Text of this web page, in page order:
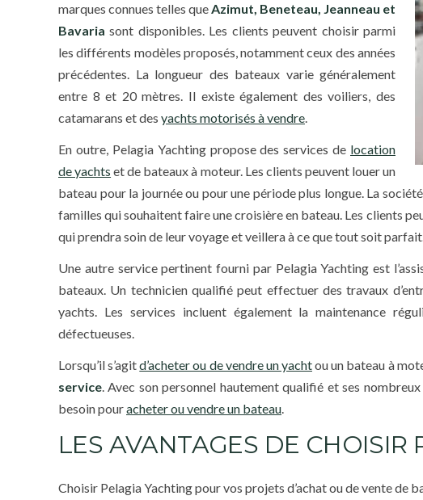
marques connues telles queAzimut, Beneteau, Jeanneau et
Bavaria sont disponibles. Les clients peuvent choisir parmi
les différents modèles proposés, notamment ceux des années
précédentes. La longueur des bateaux varie généralement
entre 8 et 20 mètres. Il existe également des voiliers, des
catamarans et des yachts motorisés à vendre.
En outre, Pelagia Yachting propose des services de location
de yachts et de bateaux à moteur. Les clients peuvent louer un
bateau pour la journée ou pour une période plus longue. La
familles qui souhaitent faire une croisière en bateau. Les clients
qui prendra soin de leur voyage et veillera à ce que tout soit
Une autre service pertinent fourni par Pelagia Yachting est
bateaux. Un technicien qualifié peut effectuer des travaux
yachts. Les services incluent également la maintenance
défectueuses.
Lorsqu’il s’agitd’acheter ou de vendre un yachtou un bateau à
service. Avec son personnel hautement qualifié et ses
besoin pouracheter ou vendre un bateau.
LES AVANTAGES DE CHOISIR
Choisir Pelagia Yachting pour vos projets d’achat ou de vente de